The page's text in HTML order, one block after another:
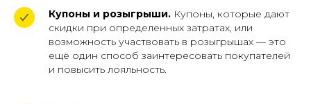
Купоны и розыгрыши. Купоны, которые дают
скидки при определенных затратах, или
возможность участвовать в розыгрышах — это
ещё один способ заинтересовать покупателей
и повысить лояльность.